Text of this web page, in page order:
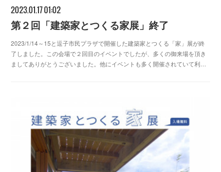
2023.01.17 01:02
第２回「建築家とつくる家展」終了
2023/1/14～15と逗子市民プラザで開催した建築家とつくる「家」展が終
了しました。この会場で２回目のイベントでしたが、多くの御来場を頂き
ましてありがとうございました。他にイベントも多く開催されていて利…